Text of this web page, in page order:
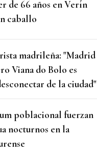
de 66 años en Verín
caballo
madrileña: "Madrid
Viana do Bolo es
de la ciudad"
poblacional fuerzan
nocturnos en la